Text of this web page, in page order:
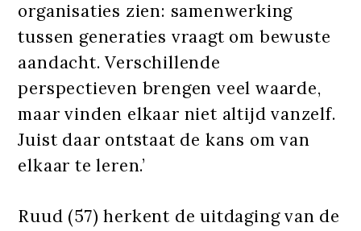
organisaties zien: samenwerking
tussen generaties vraagt om bewuste
aandacht. Verschillende
perspectieven brengen veel waarde,
maar vinden elkaar niet altijd vanzelf.
Juist daar ontstaat de kans om van
elkaar te leren.’
Ruud (57) herkent de uitdaging van de